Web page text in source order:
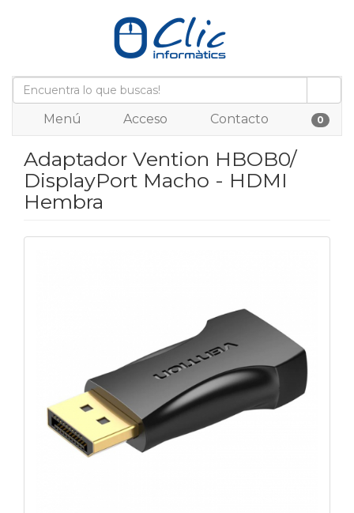
Menú Acceso Contacto 0
Adaptador Vention HBOB0/
DisplayPort Macho - HDMI
Hembra